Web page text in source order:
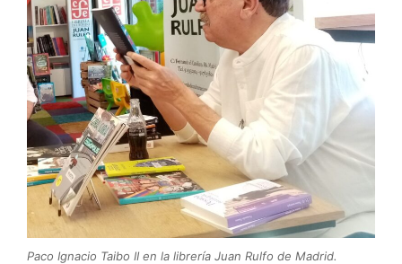
Paco Ignacio Taibo II en la librería Juan Rulfo de Madrid.